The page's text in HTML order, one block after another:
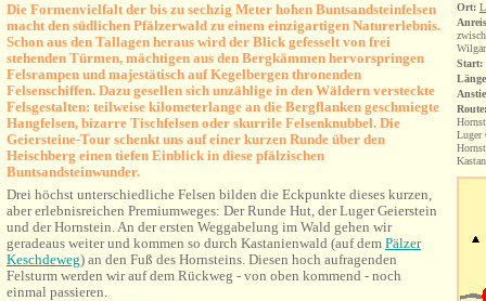
Die Formenvielfalt der bis zu sechzig Meter hohen Buntsandsteinfelsen
macht den südlichen Pfälzerwald zu einem einzigartigen Naturerlebnis.
Schon aus den Tallagen heraus wird der Blick gefesselt von frei
stehenden Türmen, mächtigen aus den Bergkämmen hervorspringen
Felsrampen und majestätisch auf Kegelbergen thronenden
Felsenschiffen. Dazu gesellen sich unzählige in den Wäldern versteckte
Felsgestalten: teilweise kilometerlange an die Bergflanken geschmiegte
Hangfelsen, bizarre Tischfelsen oder skurrile Felsenknubbel. Die
Geiersteine-Tour schenkt uns auf einer kurzen Runde über den
Heischberg einen tiefen Einblick in diese pfälzischen
Buntsandsteinwunder.
Drei höchst unterschiedliche Felsen bilden die Eckpunkte dieses kurzen,
aber erlebnisreichen Premiumweges: Der Runde Hut, der Luger Geierstein
und der Hornstein. An der ersten Weggabelung im Wald gehen wir
geradeaus weiter und kommen so durch Kastanienwald (auf dem Pälzer
Keschdeweg) an den Fuß des Hornsteins. Diesen hoch aufragenden
Felsturm werden wir auf dem Rückweg - von oben kommend - noch
einmal passieren.
Ort:
Start:
Luger